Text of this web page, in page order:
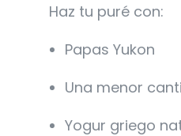
Haz tu puré con:
Papas Yukon
Una menor
Yogur griego